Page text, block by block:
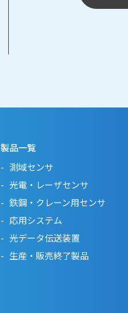
製品一覧
測域センサ
光電・レーザセンサ
鉄鋼・クレーン用センサ
応用システム
光データ伝送装置
生産・販売終了製品